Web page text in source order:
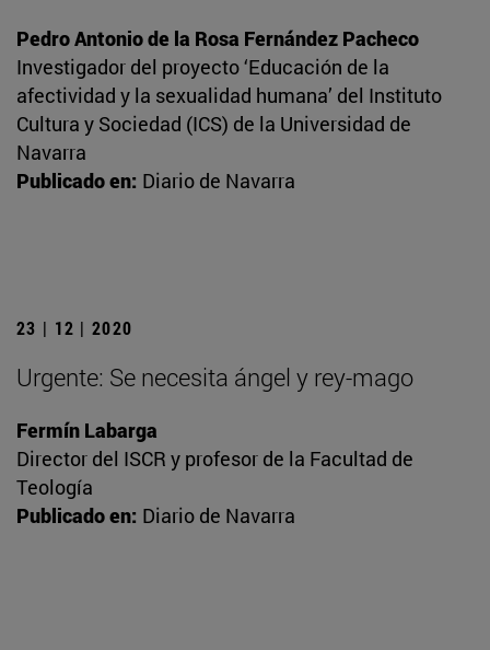
Pedro Antonio de la Rosa Fernández Pacheco
Investigador del proyecto ‘Educación de la
afectividad y la sexualidad humana’ del Instituto
Cultura y Sociedad (ICS) de la Universidad de
Navarra
Publicado en: Diario de Navarra
23 | 12 | 2020
Urgente: Se necesita ángel y rey-mago
Fermín Labarga
Director del ISCR y profesor de la Facultad de
Teología
Publicado en: Diario de Navarra